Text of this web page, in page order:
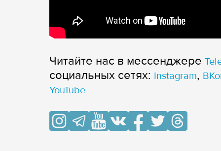
Читайте нас в мессенджере
cоциальных сетях: Instagram,
YouTube